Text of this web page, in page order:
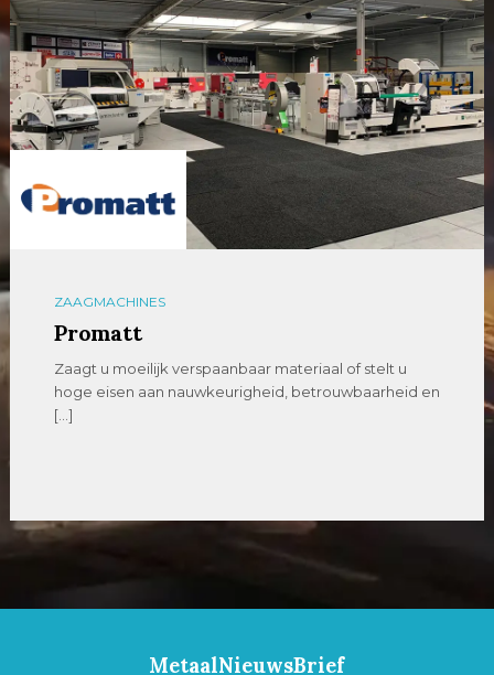
ZAAGMACHINES
Promatt
Zaagt u moeilijk verspaanbaar materiaal of stelt u
hoge eisen aan nauwkeurigheid, betrouwbaarheid en
[…]
MetaalNieuwsBrief